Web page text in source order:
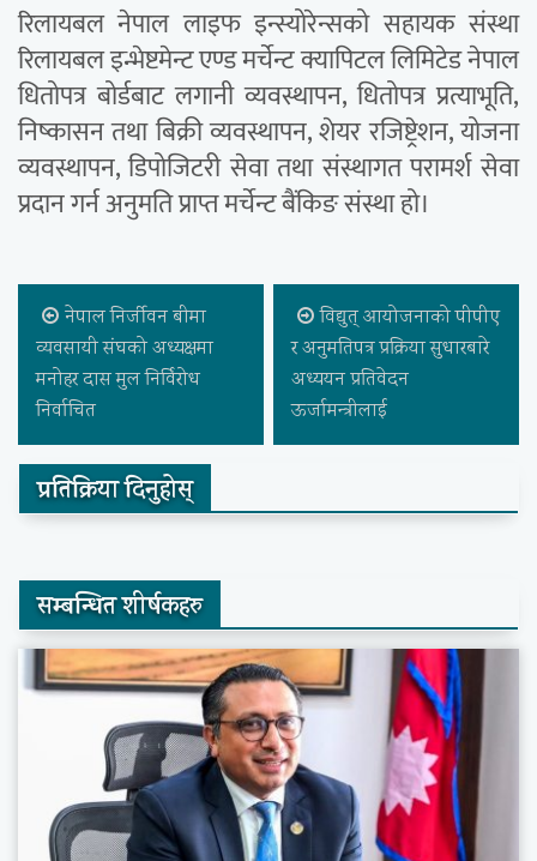
रिलायबल नेपाल लाइफ इन्स्योरेन्सको सहायक संस्था
रिलायबल इन्भेष्टमेन्ट एण्ड मर्चेन्ट क्यापिटल लिमिटेड नेपाल
धितोपत्र बोर्डबाट लगानी व्यवस्थापन, धितोपत्र प्रत्याभूति,
निष्कासन तथा बिक्री व्यवस्थापन, शेयर रजिष्ट्रेशन, योजना
व्यवस्थापन, डिपोजिटरी सेवा तथा संस्थागत परामर्श सेवा
प्रदान गर्न अनुमति प्राप्त मर्चेन्ट बैंकिङ संस्था हो।
नेपाल निर्जीवन बीमा
व्यवसायी संघको अध्यक्षमा
मनोहर दास मुल निर्विरोध
निर्वाचित
विद्युत् आयोजनाको पीपीए
र अनुमतिपत्र प्रक्रिया सुधारबारे
अध्ययन प्रतिवेदन
ऊर्जामन्त्रीलाई
प्रतिक्रिया दिनुहोस्
सम्बन्धित शीर्षकहरु